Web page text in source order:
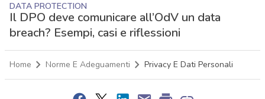
DATA PROTECTION
Il DPO deve comunicare all’OdV un data
breach? Esempi, casi e riflessioni
Home Norme E Adeguamenti Privacy E Dati Personali